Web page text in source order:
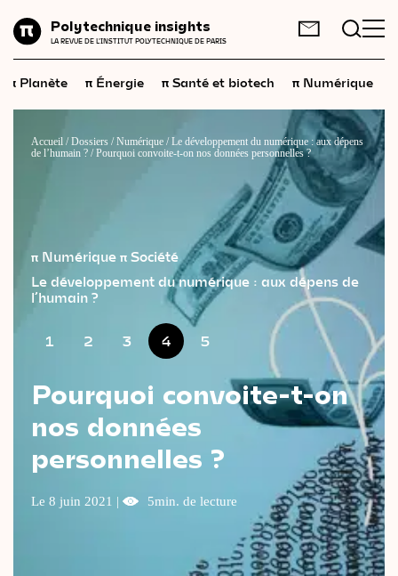
Polytechnique insights
LA REVUE DE L'INSTITUT POLYTECHNIQUE DE PARIS
Énergie
Santé
et biotech
Espace
Science et technologies
Neurosciences
Le magazine 3,14
Vidéos & Podcast
FR EN
π Planète π Énergie π Santé et biotech π Numérique
Accueil /Dossiers /Numérique /Le développement du numérique : aux dépens
de l’humain ? /Pourquoi convoite-t-on nos données personnelles ?
π Numérique π Société
Le développement du numérique : aux dépens de
l’humain ?
1 2 3 4 5
Pourquoi convoite-t-on
nos données
personnelles ?
Le 8 juin 2021 | 5min. de lecture